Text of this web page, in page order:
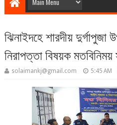
ঝিনাইদহে শারদীয়
নিরাপত্তা বিষয়ক
solaimankj@gmail.com 5:45 AM